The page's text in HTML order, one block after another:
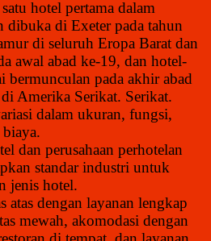
hotel pertama dalam
dibuka di Exeter pada tahun
di seluruh Eropa Barat dan
awal abad ke-19, dan hotel-
bermunculan pada akhir abad
Amerika Serikat. Serikat.
dalam ukuran, fungsi,
dan perusahaan perhotelan
standar industri untuk
jenis hotel.
atas dengan layanan lengkap
mewah, akomodasi dengan